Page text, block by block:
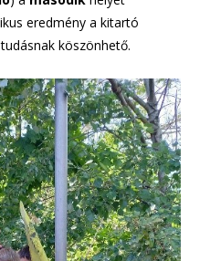
eredmény a kitartó
köszönhető.